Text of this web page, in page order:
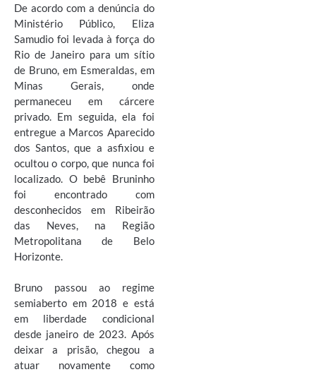
De acordo com a denúncia do
Ministério Público, Eliza
Samudio foi levada à força do
Rio de Janeiro para um sítio
de Bruno, em Esmeraldas, em
Minas Gerais, onde
permaneceu em cárcere
privado. Em seguida, ela foi
entregue a Marcos Aparecido
dos Santos, que a asfixiou e
ocultou o corpo, que nunca foi
localizado. O bebê Bruninho
foi encontrado com
desconhecidos em Ribeirão
das Neves, na Região
Metropolitana de Belo
Horizonte.
Bruno passou ao regime
semiaberto em 2018 e está
em liberdade condicional
desde janeiro de 2023. Após
deixar a prisão, chegou a
atuar novamente como